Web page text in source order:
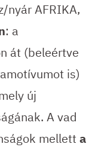
nyár AFRIKA,
: a
át (beleértve
is)
új
A vad
melletta